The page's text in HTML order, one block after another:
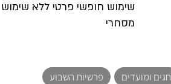
שימוש חופשי פרטי ללא שימוש
מסחרי
חגים ומועדים פרשיות השבוע